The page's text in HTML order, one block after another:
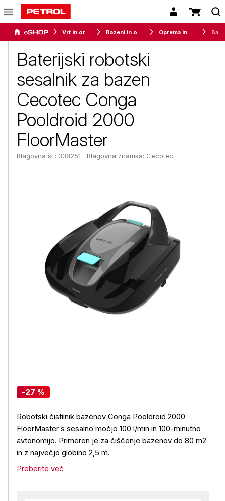
Vrt in orodje Bazeni in oprema Oprema in pribor
Baterijski robotski
sesalnik za bazen
Cecotec Conga
Pooldroid 2000
FloorMaster
Blagovna št.: 338251 Blagovna znamka: Cecotec
-27 %
Robotski čistilnik bazenov Conga Pooldroid 2000
FloorMaster s sesalno močjo 100 l/min in 100-minutno
avtonomijo. Primeren je za čiščenje bazenov do 80 m2
in z največjo globino 2,5 m.
Preberite več